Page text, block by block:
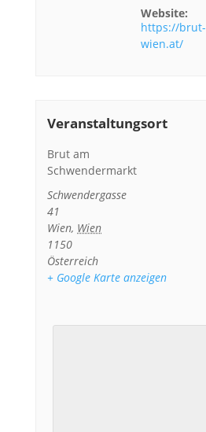
Website:
https://brut-
wien.at/
Veranstaltungsort
Brut am
Schwendermarkt
Schwendergasse
41
Wien, Wien
1150
Österreich
+ Google Karte anzeigen